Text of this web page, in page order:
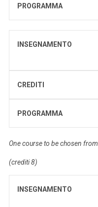
PROGRAMMA
INSEGNAMENTO
CREDITI
PROGRAMMA
One course to be chosen from
(crediti 8)
INSEGNAMENTO